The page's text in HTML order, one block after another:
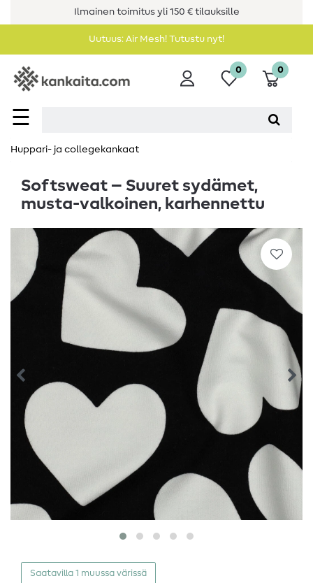
Ilmainen toimitus yli 150 € tilauksille
Uutuus: Air Mesh! Tutustu nyt!
☰
0 0
Huppari- ja collegekankaat
Softsweat – Suuret sydämet,
musta-valkoinen, karhennettu
Saatavilla 1 muussa värissä